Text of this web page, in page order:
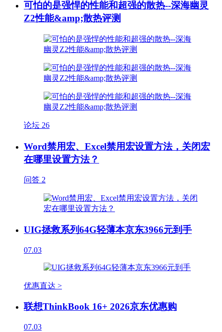
可怕的是强悍的性能和超强的散热--深海幽灵
Z2性能&amp;散热评测
论坛 26
Word禁用宏、Excel禁用宏设置方法，关闭宏
在哪里设置方法？
问答 2
UIG拯救系列64G轻薄本京东3966元到手
07.03
优惠直达 >
联想ThinkBook 16+ 2026京东优惠购
07.03